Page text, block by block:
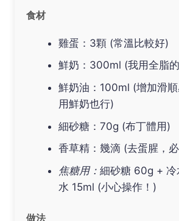
食材
雞蛋：3顆 (常溫比較好)
鮮奶：300ml (我用全脂
鮮奶油：100ml (增加滑
用鮮奶也行)
細砂糖：70g (布丁體用)
香草精：幾滴 (去蛋腥，
焦糖用： 細砂糖 60g +
水 15ml (小心操作！)
做法